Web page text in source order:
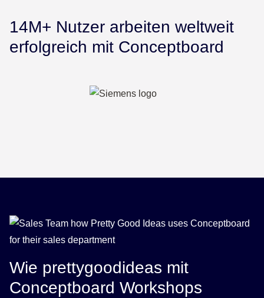
14M+ Nutzer arbeiten weltweit
erfolgreich mit Conceptboard
Wie prettygoodideas mit
Conceptboard Workshops